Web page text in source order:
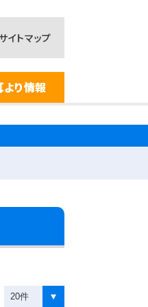
サイトマップ
より情報